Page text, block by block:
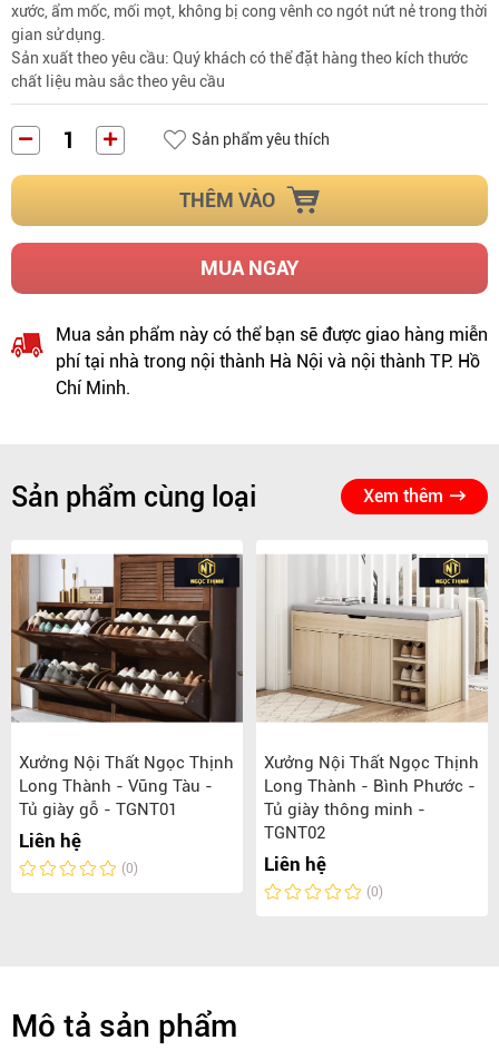
xước, ẩm mốc, mối mọt, không bị cong vênh co ngót nứt nẻ trong thời
gian sử dụng.
Sản xuất theo yêu cầu: Quý khách có thể đặt hàng theo kích thước
chất liệu màu sắc theo yêu cầu
Sản phẩm yêu thích
THÊM VÀO
MUA NGAY
Mua sản phẩm này có thể bạn sẽ được giao hàng miễn
phí tại nhà trong nội thành Hà Nội và nội thành TP. Hồ
Chí Minh.
Sản phẩm cùng loại Xem thêm
Xưởng Nội Thất Ngọc Thịnh
Long Thành - Vũng Tàu -
Tủ giày gỗ - TGNT01
Liên hệ
(0)
Xưởng Nội Thất Ngọc Thịnh
Long Thành - Bình Phước -
Tủ giày thông minh -
TGNT02
Liên hệ
(0)
Mô tả sản phẩm